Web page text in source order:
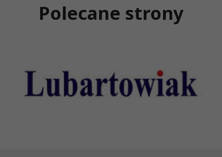
Polecane strony